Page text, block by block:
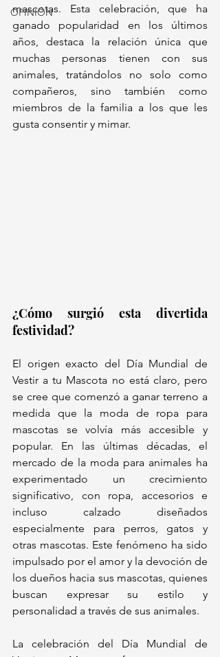
OPINIÓN
mascotas. Esta celebración, que ha
ganado popularidad en los últimos
años, destaca la relación única que
muchas personas tienen con sus
animales, tratándolos no solo como
compañeros, sino también como
miembros de la familia a los que les
gusta consentir y mimar.
¿Cómo surgió esta divertida
festividad?
El origen exacto del Día Mundial de
Vestir a tu Mascota no está claro, pero
se cree que comenzó a ganar terreno a
medida que la moda de ropa para
mascotas se volvía más accesible y
popular. En las últimas décadas, el
mercado de la moda para animales ha
experimentado un crecimiento
significativo, con ropa, accesorios e
incluso calzado diseñados
especialmente para perros, gatos y
otras mascotas. Este fenómeno ha sido
impulsado por el amor y la devoción de
los dueños hacia sus mascotas, quienes
buscan expresar su estilo y
personalidad a través de sus animales.
La celebración del Día Mundial de